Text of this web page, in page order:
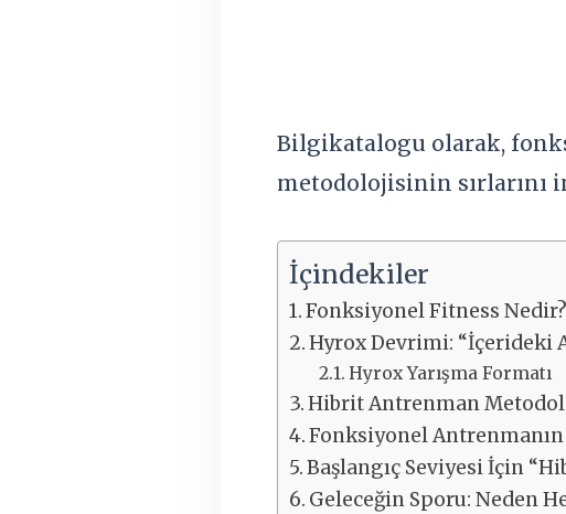
Bilgikatalogu olarak,
metodolojisinin sırlarını
İçindekiler
Fonksiyonel Fitness
Hyrox Devrimi: “İçerideki
Hyrox Yarışma Formatı
Hibrit Antrenman
Fonksiyonel Antrenmanın
Başlangıç Seviyesi İçin
Geleceğin Sporu: Neden